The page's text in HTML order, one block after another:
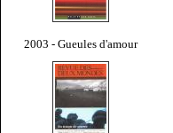
2003 - Gueules d'amour